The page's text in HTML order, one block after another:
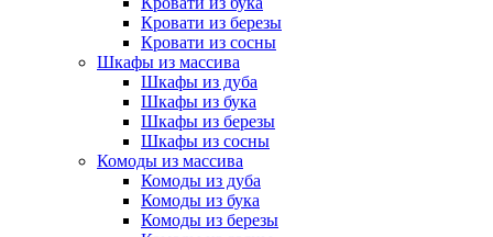
Кровати из березы
Кровати из сосны
Шкафы из массива
Шкафы из дуба
Шкафы из бука
Шкафы из березы
Шкафы из сосны
Комоды из массива
Комоды из дуба
Комоды из бука
Комоды из березы